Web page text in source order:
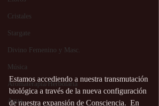
Cristales
Stargate
Divino Femenino y Masc.
Música
Aromaterapia/Herbolaria
Agua
Estamos accediendo a nuestra transmutación
biológica a través de la nueva configuración
de nuestra expansión de Consciencia.  En